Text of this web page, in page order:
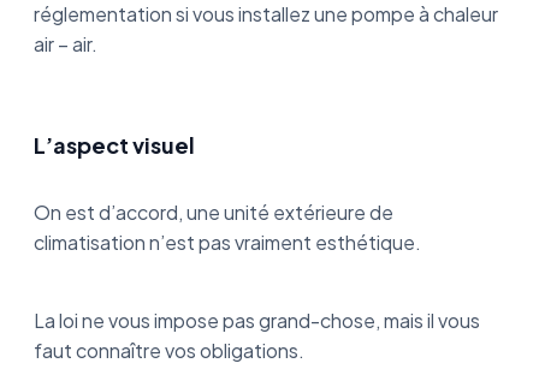
réglementation si vous installez une pompe à chaleur
air – air.
L’aspect visuel
On est d’accord, une unité extérieure de
climatisation n’est pas vraiment esthétique.
La loi ne vous impose pas grand-chose, mais il vous
faut connaître vos obligations.